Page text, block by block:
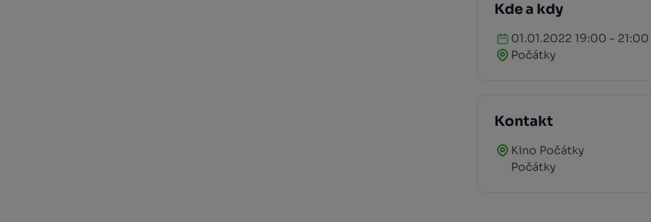
Kde a kdy
01.01.2022 19:00 - 21:00
Počátky
Kontakt
Kino Počátky
Počátky